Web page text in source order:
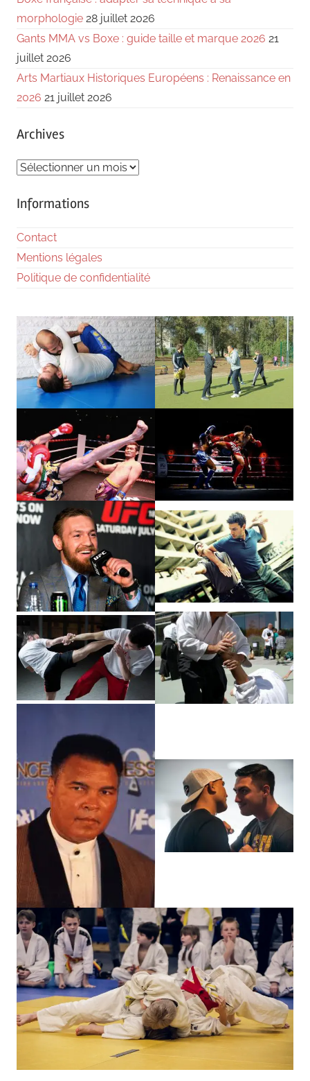
morphologie 28 juillet 2026
Gants MMA vs Boxe : guide taille et marque 2026 21
juillet 2026
Arts Martiaux Historiques Européens : Renaissance en
2026 21 juillet 2026
Archives
Archives
Informations
Contact
Mentions légales
Politique de confidentialité